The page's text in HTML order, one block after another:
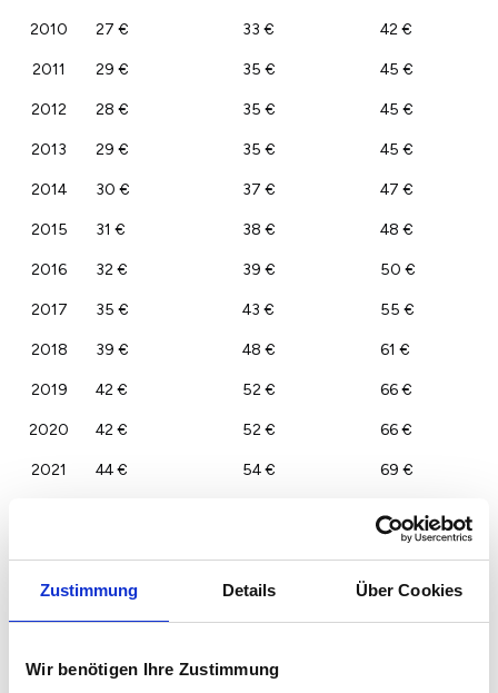
Zustimmung Details Über Cookies
Wir benötigen Ihre Zustimmung
2010 27 € 33 € 42 €
2011 29 € 35 € 45 €
2012 28 € 35 € 45 €
2013 29 € 35 € 45 €
2014 30 € 37 € 47 €
2015 31 € 38 € 48 €
2016 32 € 39 € 50 €
2017 35 € 43 € 55 €
2018 39 € 48 € 61 €
2019 42 € 52 € 66 €
2020 42 € 52 € 66 €
2021 44 € 54 € 69 €